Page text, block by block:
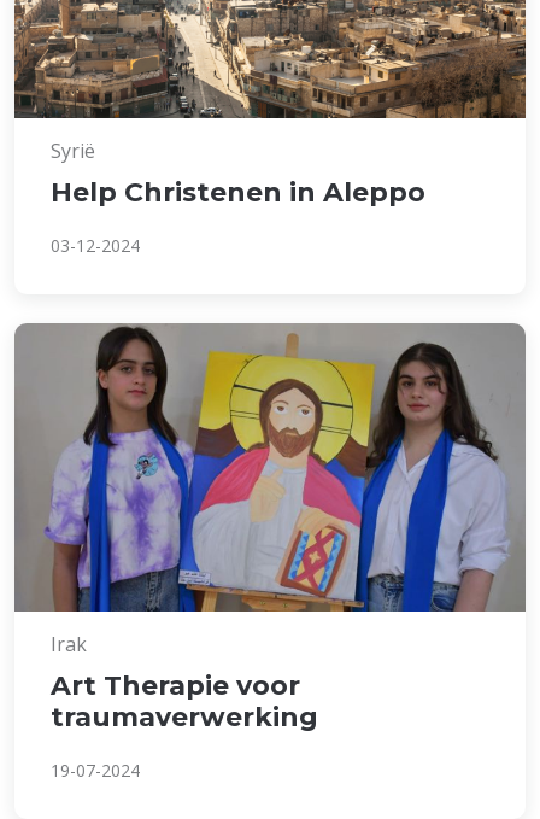
Syrië
Help Christenen in Aleppo
03-12-2024
Irak
Art Therapie voor
traumaverwerking
19-07-2024